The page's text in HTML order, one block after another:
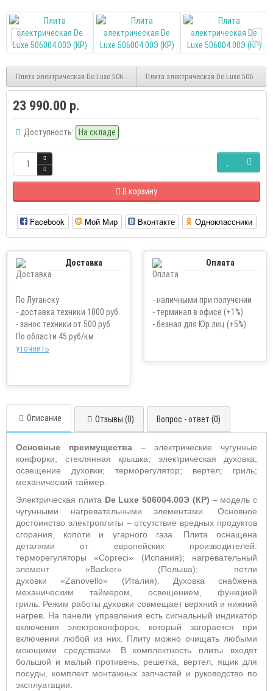
Плита электрическая De Luxe 506004.13ЭСПлита электрическая De Luxe
23 990.00 р.
Доступность: На складе
В корзину
Facebook Мой Мир Вконтакте Одноклассники
Доставка
По Луганску
- доставка техники 1000 руб.
- занос техники от 500 руб
По области 45 руб/км
уточнить
Оплата
- наличными при получении
- терминал в офисе (+1%)
- безнал для Юр.лиц (+5%)
Описание Отзывы (0) Вопрос - ответ (0)
Основные преимущества – электрические чугунные
конфорки; стеклянная крышка; электрическая духовка;
освещение духовки; терморегулятор; вертел; гриль;
механический таймер.
Электрическая плита De Luxe 506004.00Э (КР) – модель с
чугунными нагревательными элементами. Основное
достоинство электроплиты – отсутствие вредных продуктов
сгорания, копоти и угарного газа. Плита оснащена
деталями от европейских производителей:
терморегуляторы «Copreci» (Испания); нагревательный
элемент «Backer» (Польша); петли
духовки «Zanovello» (Италия). Духовка снабжена
механическим таймером, освещением, функцией
гриль. Режим работы духовки совмещает верхний и нижний
нагрев. На панели управления есть сигнальный индикатор
включения электроконфорок, который загорается при
включении любой из них. Плиту можно очищать любыми
моющими средствами. В комплектность плиты входят
большой и малый противень, решетка, вертел, ящик для
посуды, комплект монтажных запчастей и руководство по
эксплуатации.